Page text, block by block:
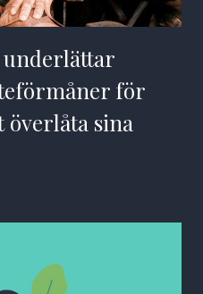
underlättar
för
överlåta sina